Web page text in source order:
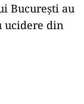
București au
ucidere din